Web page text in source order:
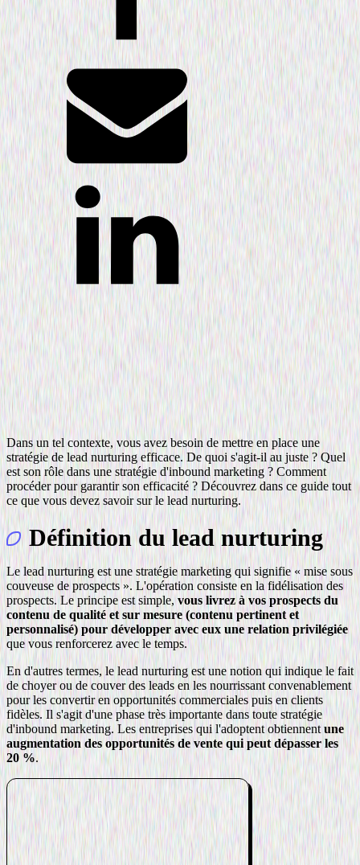
Dans un tel contexte, vous avez besoin de mettre en place une
stratégie de lead nurturing efficace. De quoi s'agit-il au juste ? Quel
est son rôle dans une stratégie d'inbound marketing ? Comment
procéder pour garantir son efficacité ? Découvrez dans ce guide tout
ce que vous devez savoir sur le lead nurturing.
Définition du lead nurturing
Le lead nurturing est une stratégie marketing qui signifie « mise sous
couveuse de prospects ». L'opération consiste en la fidélisation des
prospects. Le principe est simple, vous livrez à vos prospects du
contenu de qualité et sur mesure (contenu pertinent et
personnalisé) pour développer avec eux une relation privilégiée
que vous renforcerez avec le temps.
En d'autres termes, le lead nurturing est une notion qui indique le fait
de choyer ou de couver des leads en les nourrissant convenablement
pour les convertir en opportunités commerciales puis en clients
fidèles. Il s'agit d'une phase très importante dans toute stratégie
d'inbound marketing. Les entreprises qui l'adoptent obtiennentune
augmentation des opportunités de vente qui peut dépasser les
20 %.